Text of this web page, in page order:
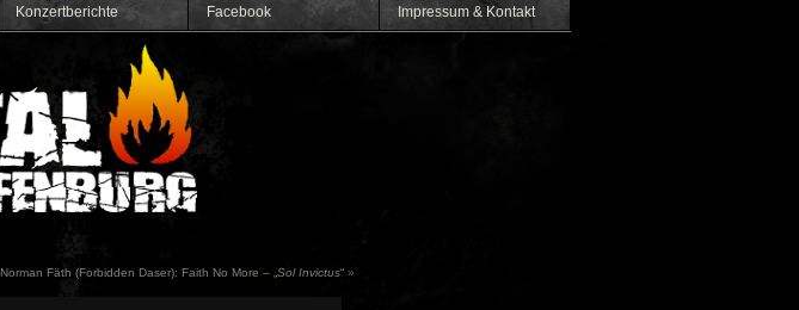
Konzertberichte Facebook Impressum & Kontakt
Norman Fäth (Forbidden Daser): Faith No More – „ Sol Invictus“ »